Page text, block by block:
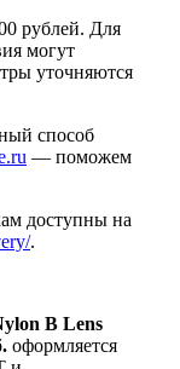
рублей. Для
могут
уточняются
способ
— поможем
доступны на
.
B Lens
оформляется